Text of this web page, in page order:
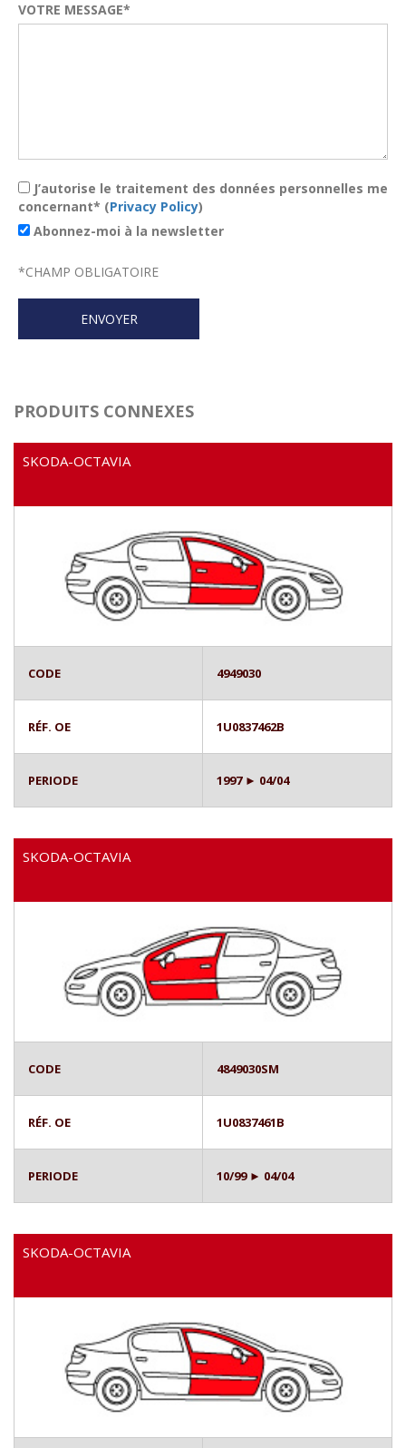
VOTRE MESSAGE*
J’autorise le traitement des données personnelles me
concernant* (Privacy Policy)
Abonnez-moi à la newsletter
*CHAMP OBLIGATOIRE
PRODUITS CONNEXES
SKODA-OCTAVIA
CODE 4949030
RÉF. OE 1U0837462B
PERIODE 1997 ► 04/04
SKODA-OCTAVIA
CODE 4849030SM
RÉF. OE 1U0837461B
PERIODE 10/99 ► 04/04
SKODA-OCTAVIA